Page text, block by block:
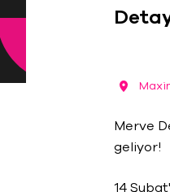
Merve
geliyor!
14